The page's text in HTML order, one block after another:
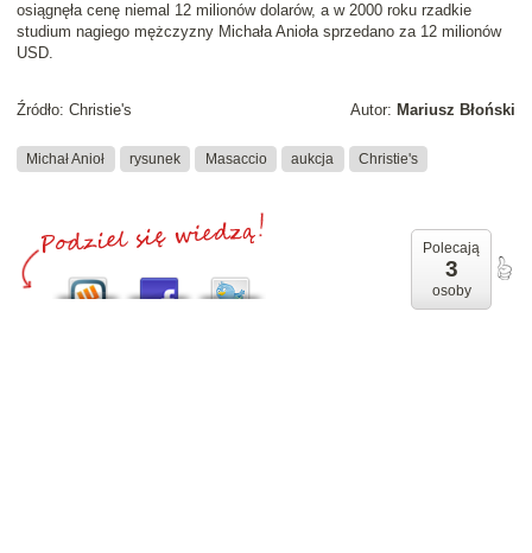
osiągnęła cenę niemal 12 milionów dolarów, a w 2000 roku rzadkie
studium nagiego mężczyzny Michała Anioła sprzedano za 12 milionów
USD.
Autor: Mariusz Błoński
Źródło: Christie's
Michał Anioł rysunek Masaccio aukcja Christie's
Polecają
3
osoby